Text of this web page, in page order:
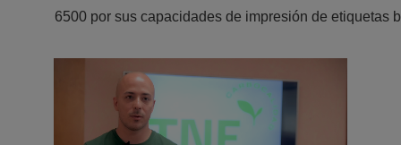
6500 por sus capacidades de impresión de etiquetas